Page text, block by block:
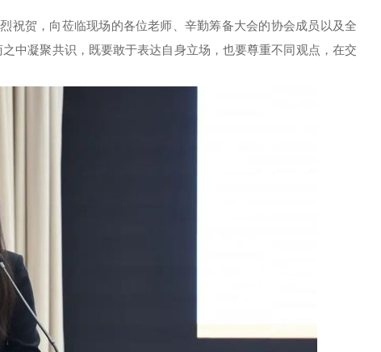
祝贺，向莅临现场的各位老师、辛勤筹备大会的协会成员以及全
中凝聚共识，既要敢于表达自身立场，也要尊重不同观点，在交